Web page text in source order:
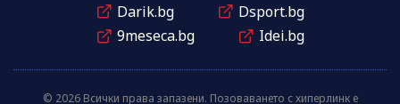
Darik.bg
Dsport.bg
9meseca.bg
Idei.bg
© 2026 Всички права запазени. Позоваването с хиперлинк е